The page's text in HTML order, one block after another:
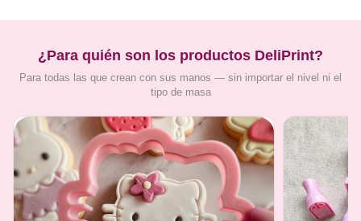
¿Para quién son los productos DeliPrint?
Para todas las que crean con sus manos — sin importar el nivel ni el
tipo de masa